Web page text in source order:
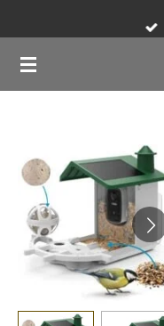
contenu
principal